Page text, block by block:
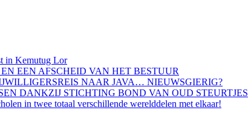
in Kemutug Lor
EEN AFSCHEID VAN HET BESTUUR
NAAR JAVA… NIEUWSGIERIG?
DANKZIJ STICHTING BOND VAN OUD STEURTJES
in twee totaal verschillende werelddelen met elkaar!